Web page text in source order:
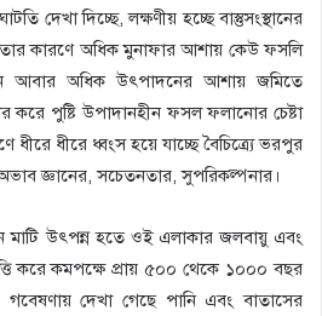
দেখা দিচ্ছে, লক্ষণীয় হচ্ছে বাস্তুসংস্থানের
কারণে অধিক মুনাফার আশায় কেউ ফসলি
আবার অধিক উৎপাদনের আশায় জমিতে
পুষ্টি উপাদানহীন ফসল ফলানোর চেষ্টা
ধীরে ধীরে ধ্বংস হয়ে যাচ্ছে বৈচিত্র্যে ভরপুর
জ্ঞানের, সচেতনতার, সুপরিকল্পনার।
উৎপন্ন হতে ওই এলাকার জলবায়ু এবং
করে কমপক্ষে প্রায় ৫০০ থেকে ১০০০ বছর
গবেষণায় দেখা গেছে পানি এবং বাতাসের